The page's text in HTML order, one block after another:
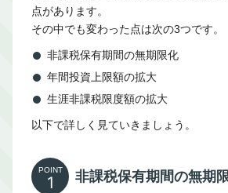
点があります。
その中でも変わった点は次の3つです。
非課税保有期間の無期限化
年間投資上限額の拡大
生涯非課税限度額の拡大
以下で詳しく見ていきましょう。
POINT
1 非課税保有期間の無期